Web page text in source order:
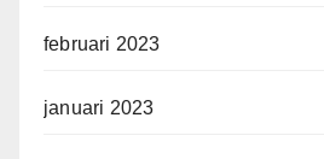
februari 2023
januari 2023